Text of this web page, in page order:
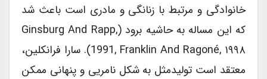
خانوادگی و مرتبط با زنانگی و مادری است باعث شد
که این مساله به حاشیه برود (Ginsburg And Rapp,
1991, Franklin And Ragoné, ۱۹۹۸). سارا فرانکلین،
معتقد است تولیدمثل به شکل نامریی و پنهانی ممکن